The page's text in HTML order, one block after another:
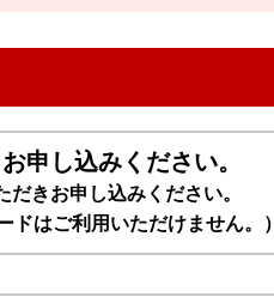
申し込みください。
きお申し込みください。
はご利用いただけません。）